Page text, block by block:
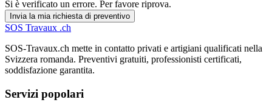
Si è verificato un errore. Per favore riprova.
Invia la mia richiesta di preventivo
SOS Travaux .ch
SOS-Travaux.ch mette in contatto privati e artigiani qualificati nella
Svizzera romanda. Preventivi gratuiti, professionisti certificati,
soddisfazione garantita.
Servizi popolari